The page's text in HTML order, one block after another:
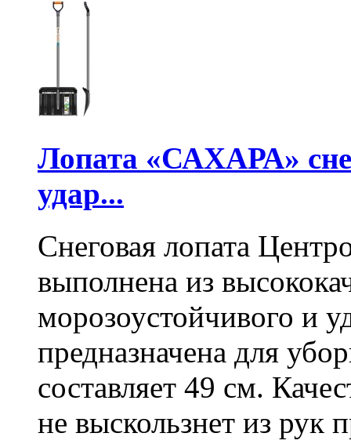
Лопата «САХАРА»
удар...
Снеговая лопата
выполнена из
морозоустойчивого и
предназначена для
составляет 49 см.
не выскользнет из рук